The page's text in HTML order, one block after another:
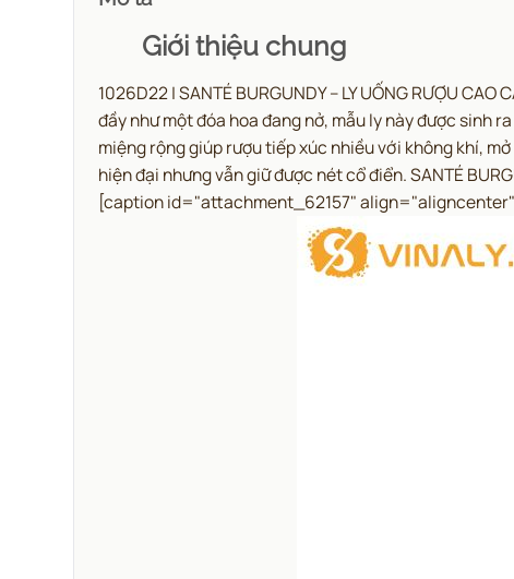
Giới thiệu chung
1026D22 | SANTÉ BURGUNDY – LY UỐNG RƯỢU
đầy như một đóa hoa đang nở, mẫu ly này được sinh
miệng rộng giúp rượu tiếp xúc nhiều với không khí,
hiện đại nhưng vẫn giữ được nét cổ điển. SANTÉ
[caption id="attachment_62157"